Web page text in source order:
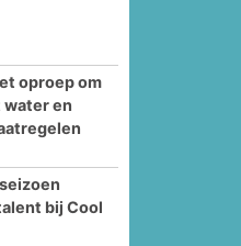
oproep om
water en
bij Cool